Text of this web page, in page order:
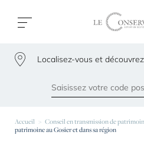
Ouvrir
menuLocalisez-vous et 79300
Accueil Conseil en transmission de
patrimoine au Gosier et dans sa région